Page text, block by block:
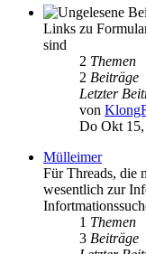
Links zu
sind
2 Themen
2 Beiträge
Letzter
von
Do Okt
Mülleimer
Für Threads, die
wesentlich zur
1 Themen
3 Beiträge